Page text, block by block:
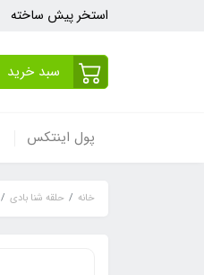
استخر پیش ساخته
سبد خرید
پول اینتکس
خانه حلقه شنا بادی